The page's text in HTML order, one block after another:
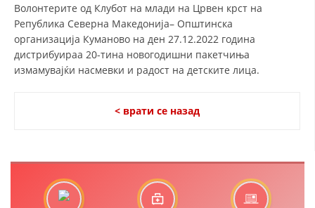
СТАТУТ НА ЦКРМ
СТРУКТУРА И ОРГАНИЗАЦИОНА ПОСТАВЕНОСТ
Волонтерите од Клубот на млади на Црвен крст на
Република Северна Македонија– Општинска
организација Куманово на ден 27.12.2022 година
дистрибуираa 20-тина новогодишни пакетчиња
измамувајќи насмевки и радост на детските лица.
< врати се назад